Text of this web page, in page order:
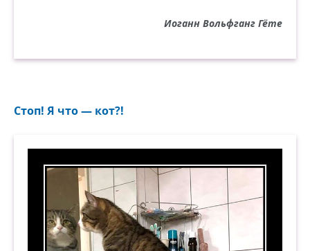
Иоганн Вольфганг Гёте
Стоп! Я что — кот?!